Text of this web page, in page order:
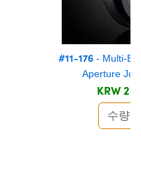
#11-176 - Multi-
Aperture
KRW